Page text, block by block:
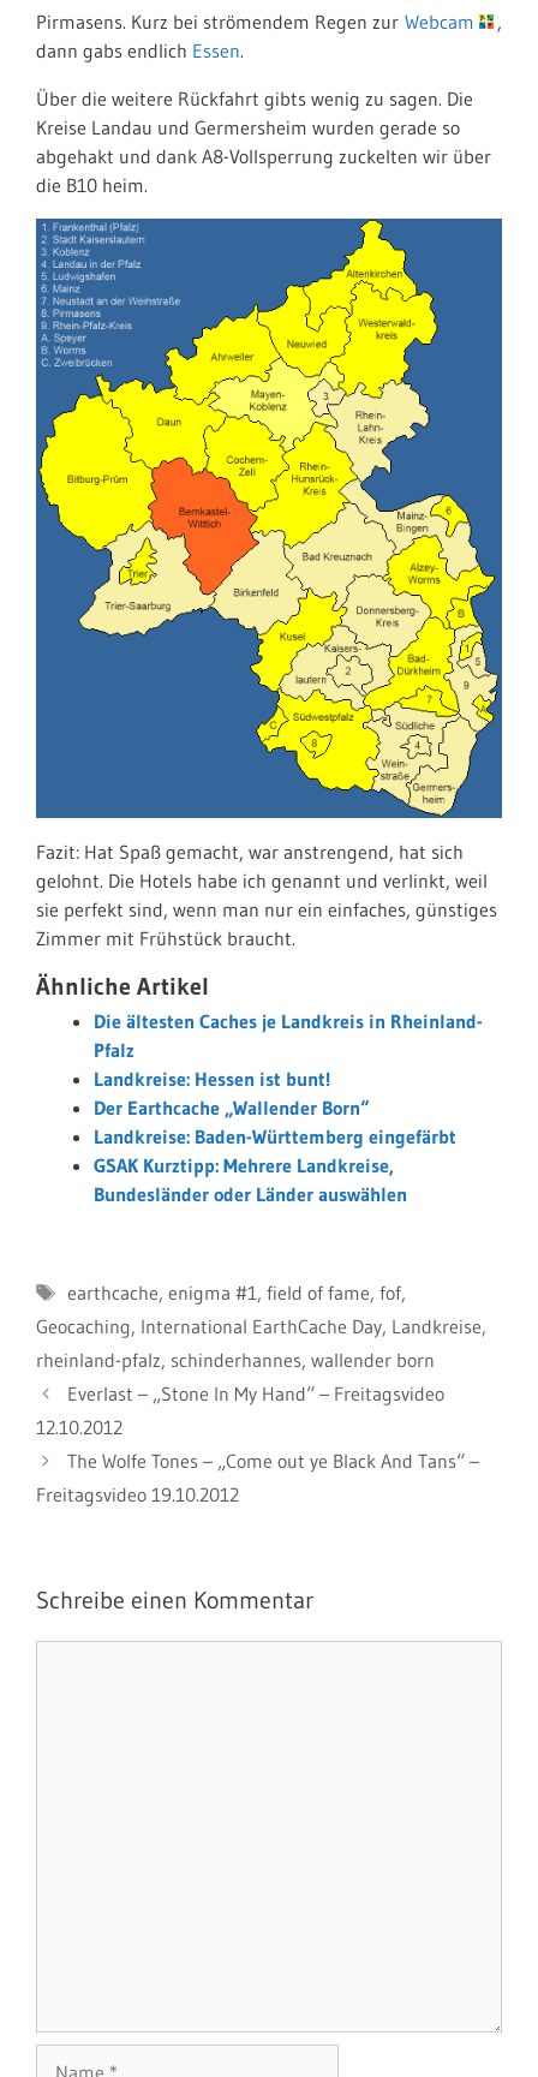
Pirmasens. Kurz bei strömendem Regen zur Webcam
,
dann gabs endlich Essen.
Über die weitere Rückfahrt gibts wenig zu sagen. Die
Kreise Landau und Germersheim wurden gerade so
abgehakt und dank A8-Vollsperrung zuckelten wir über
die B10 heim.
Fazit: Hat Spaß gemacht, war anstrengend, hat sich
gelohnt. Die Hotels habe ich genannt und verlinkt, weil
sie perfekt sind, wenn man nur ein einfaches, günstiges
Zimmer mit Frühstück braucht.
Ähnliche Artikel
Die ältesten Caches je Landkreis in Rheinland-
Pfalz
Landkreise: Hessen ist bunt!
Der Earthcache „Wallender Born“
Landkreise: Baden-Württemberg eingefärbt
GSAK Kurztipp: Mehrere Landkreise,
Bundesländer oder Länder auswählen
Schlagwörter
earthcache, enigma #1, field of fame, fof,
Geocaching, International EarthCache Day, Landkreise,
rheinland-pfalz, schinderhannes, wallender born
Everlast – „Stone In My Hand“ – Freitagsvideo
12.10.2012
The Wolfe Tones – „Come out ye Black And Tans“ –
Freitagsvideo 19.10.2012
Schreibe einen Kommentar